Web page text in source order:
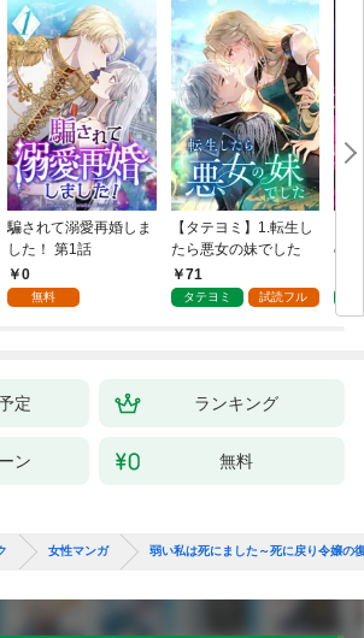
騙されて溺愛再婚しま
した！ 第1話
0
無料
【タテヨミ】1.転生し
たら悪女の妹でした
71
タテヨミ 試読フル
の
定 ランキング
ン 無料
女性マンガ 弱い私は死にました～死に戻り令嬢の